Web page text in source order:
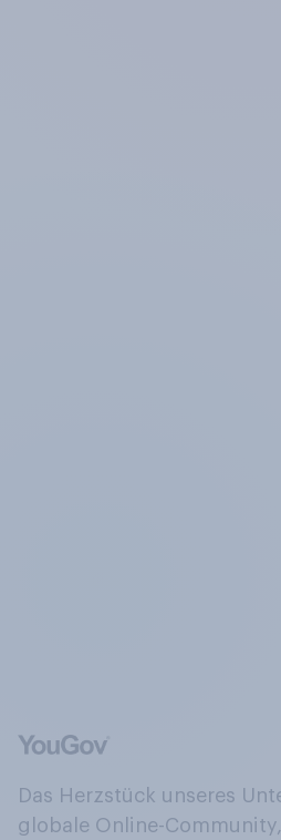
Das Herzstück unseres
globale Online-